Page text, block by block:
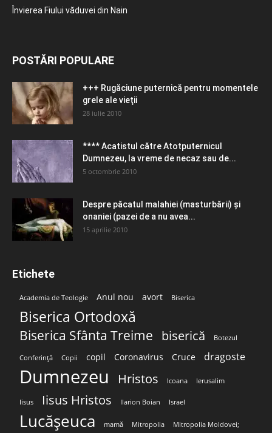
Învierea Fiului văduvei din Nain
POSTĂRI POPULARE
+++ Rugăciune puternică pentru momentele
grele ale vieţii
28 iulie 2010
**** Acatistul către Atotputernicul
Dumnezeu, la vreme de necaz sau de...
5 octombrie 2010
Despre păcatul malahiei (masturbării) şi
onaniei (pazei de a nu avea...
15 aprilie 2010
Etichete
Academia de Teologie Anul nou avort Biserica
Biserica Ortodoxă
Biserica Sfânta Treime biserică Botezul
Conferință Copii copil Coronavirus Cruce dragoste
Dumnezeu Hristos Icoana Ierusalim
Iisus Iisus Hristos Ilarion Boian Israel
Lucășeuca mamă Mitropolia Mitropolia Moldovei;